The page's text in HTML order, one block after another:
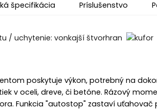
špecifikácia Príslušenstvo
poskytuje výkon, potrebný na
v oceli, dreve, či betóne. Rázový
Funkcia "autostop" zastaví uťahovač